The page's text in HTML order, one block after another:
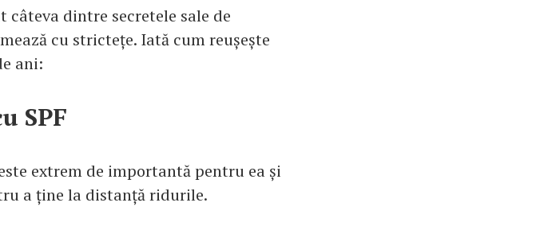
dintre secretele sale de
cu strictețe. Iată cum reușește
ani:
SPF
extrem de importantă pentru ea și
a ține la distanță ridurile.